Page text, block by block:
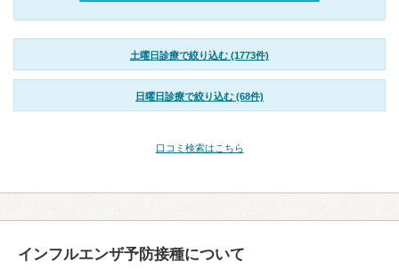
土曜日診療で絞り込む (1773件)
日曜日診療で絞り込む (68件)
口コミ検索はこちら
インフルエンザ予防接種について